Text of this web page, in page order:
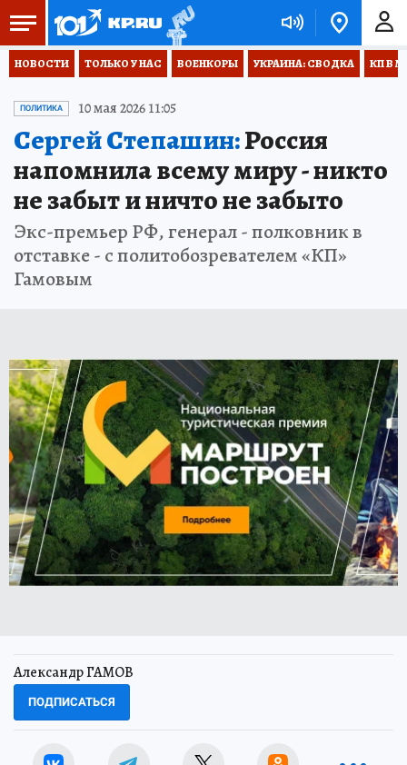
НОВОСТИ ТОЛЬКО У НАС ВОЕНКОРЫ УКРАИНА: СВОДКА КП В
ПОЛИТИКА 10 мая 2026 11:05
Сергей Степашин:Россия
напомнила всему миру - никто
не забыт и ничто не забыто
Экс-премьер РФ, генерал - полковник в
отставке - с политобозревателем «КП»
Гамовым
Александр ГАМОВ
ПОДПИСАТЬСЯ